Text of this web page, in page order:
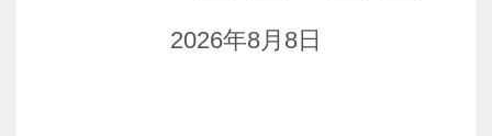
2026年8月8日